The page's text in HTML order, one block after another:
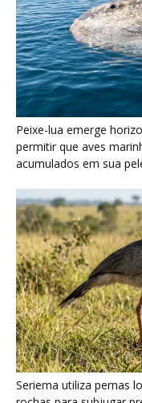
Seriema utiliza pernas
rochas para subjugar
Poraquê sincroniza
amplificar campo
maiores na Amazônia